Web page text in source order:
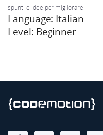
spunti e idee per migliorare.
Language: Italian
Level: Beginner